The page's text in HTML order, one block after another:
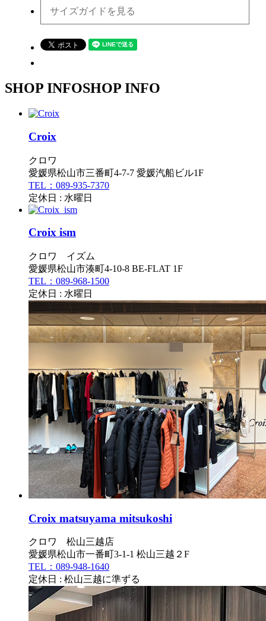
サイズガイドを見る
SHOP INFOSHOP INFO
Croix
クロワ
愛媛県松山市三番町4-7-7 愛媛汽船ビル1F
TEL：089-935-7370
定休日 : 水曜日
Croix ism
クロワ イズム
愛媛県松山市湊町4-10-8 BE-FLAT 1F
TEL：089-968-1500
定休日 : 水曜日
Croix matsuyama mitsukoshi
クロワ 松山三越店
愛媛県松山市一番町3-1-1 松山三越２F
TEL：089-948-1640
定休日 : 松山三越に準ずる